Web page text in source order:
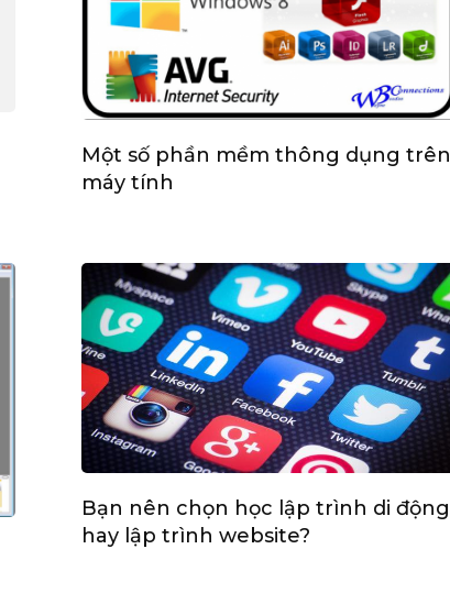
Một số phần mềm thông dụng trên
máy tính
Bạn nên chọn học lập trình di động
hay lập trình website?